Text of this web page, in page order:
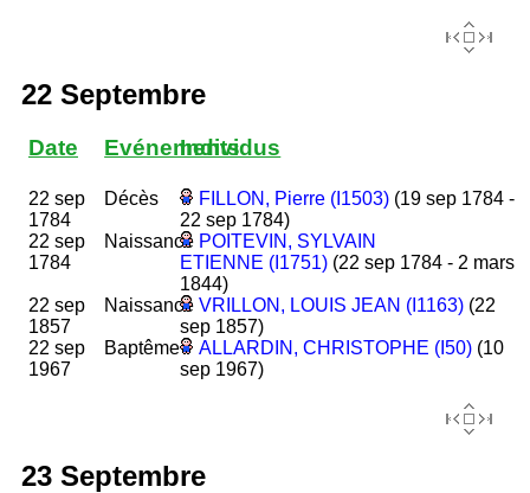
22 Septembre
Date Evénements
Individus
22 sep
1784
Décès FILLON, Pierre (I1503) (19 sep 1784 -
22 sep 1784)
22 sep
1784
Naissance POITEVIN, SYLVAIN
ETIENNE (I1751) (22 sep 1784 - 2 mars
1844)
22 sep
1857
Naissance VRILLON, LOUIS JEAN (I1163) (22
sep 1857)
22 sep
1967
Baptême ALLARDIN, CHRISTOPHE (I50) (10
sep 1967)
23 Septembre